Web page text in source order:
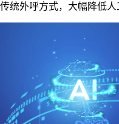
传统外呼方式，大幅降低人